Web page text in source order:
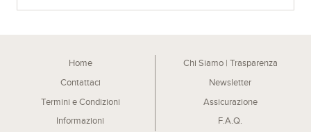
Home
Chi Siamo | Trasparenza
Contattaci
Newsletter
Termini e Condizioni
Assicurazione
Informazioni
F.A.Q.